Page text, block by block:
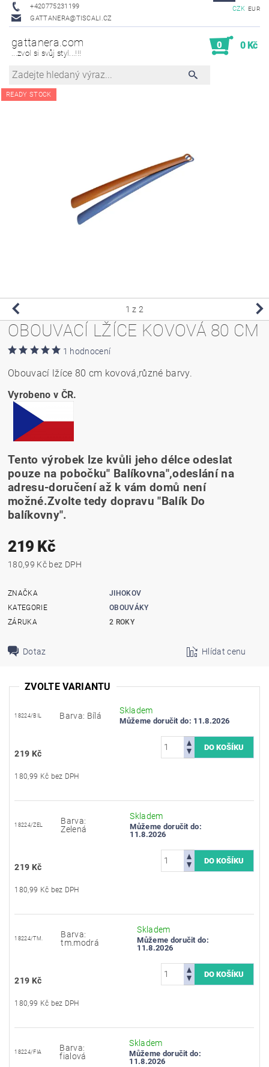
+420775231199
GATTANERA@TISCALI.CZ
CZK EUR
gattanera.com
...zvol si svůj styl...!!!
0 0 Kč
READY STOCK
1 z 2
OBOUVACÍ LŽÍCE KOVOVÁ 80 CM
1 hodnocení
Obouvací lžíce 80 cm kovová,různé barvy.
Vyrobeno v ČR.
Tento výrobek lze kvůli jeho délce odeslat
pouze na pobočku" Balíkovna",odeslání na
adresu-doručení až k vám domů není
možné.Zvolte tedy dopravu "Balík Do
balíkovny".
219 Kč
180,99 Kč bez DPH
ZNAČKA
JIHOKOV
KATEGORIE
OBOUVÁKY
ZÁRUKA
2 ROKY
Dotaz Hlídat cenu
ZVOLTE VARIANTU
18224/BIL Barva: Bílá
Skladem
Můžeme doručit do: 11.8.2026
219 Kč
180,99 Kč bez DPH
18224/ZEL
Barva:
Zelená
Skladem
Můžeme doručit do:
11.8.2026
219 Kč
180,99 Kč bez DPH
18224/TM.
Barva:
tm.modrá
Skladem
Můžeme doručit do:
11.8.2026
219 Kč
180,99 Kč bez DPH
18224/FIA
Barva:
fialová
Skladem
Můžeme doručit do:
11.8.2026